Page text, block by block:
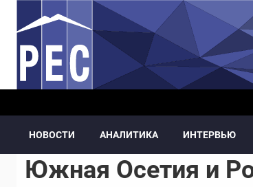
Перейти к основному содержанию
НОВОСТИ АНАЛИТИКА ИНТЕРВЬЮ
Южная Осетия и